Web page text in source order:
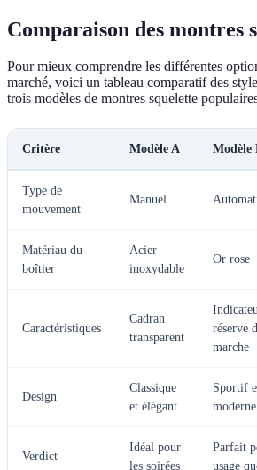
Comparaison des montres
Pour mieux comprendre les différentes
marché, voici un tableau comparatif des
trois modèles de montres squelette
Critère Modèle A Modèle
Type de
mouvement
Manuel
Matériau du
boîtier
Acier
inoxydable
Or rose
Caractéristiques
Cadran
transparent
réserve
marche
Design
Classique
et élégant
Sportif
moderne
Verdict
Idéal pour
les soirées
Parfait
usage